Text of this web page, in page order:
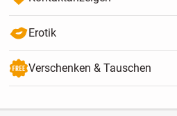
Erotik
Verschenken & Tauschen